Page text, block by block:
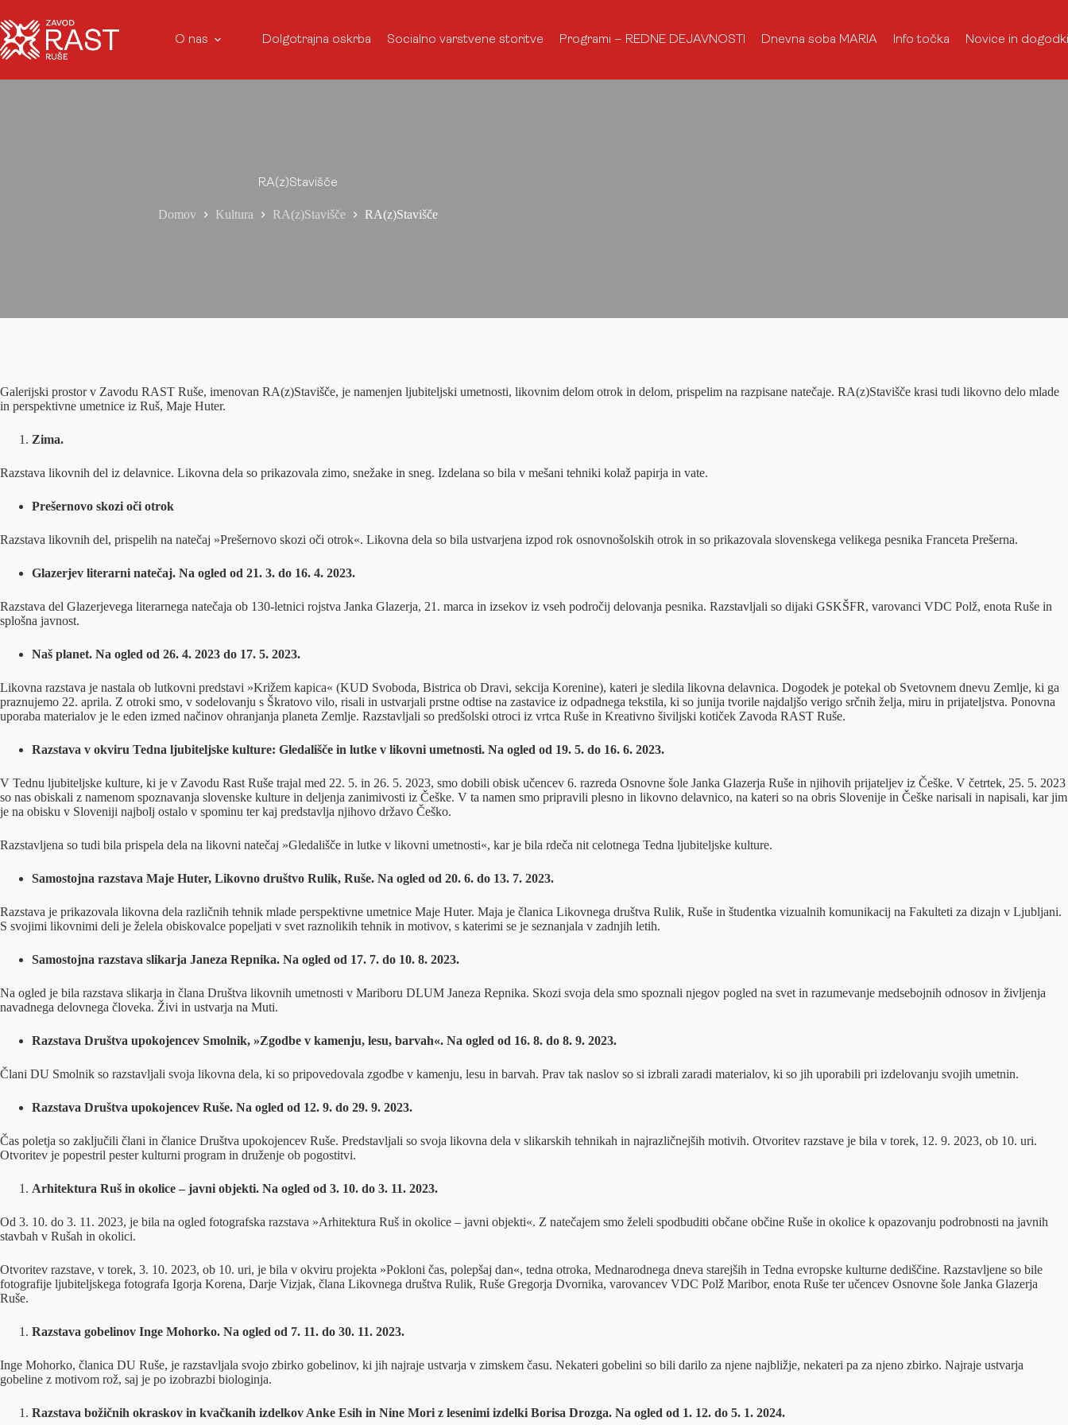
O nas Dolgotrajna oskrba Socialno varstvene storitve Programi – REDNE DEJAVNOSTI Dnevna soba MARIA Info točka Novice in
RA(z)Stavišče
Domov Kultura RA(z)Stavišče RA(z)Stavišče
Galerijski prostor v Zavodu RAST Ruše, imenovan RA(z)Stavišče, je namenjen ljubiteljski umetnosti, likovnim delom otrok in delom, prispelim na razpisane natečaje. RA(z)Stavišče krasi tudi likovno delo mlade
in perspektivne umetnice iz Ruš, Maje Huter.
Zima.
Razstava likovnih del iz delavnice. Likovna dela so prikazovala zimo, snežake in sneg. Izdelana so bila v mešani tehniki kolaž papirja in vate.
Prešernovo skozi oči otrok
Razstava likovnih del, prispelih na natečaj »Prešernovo skozi oči otrok«. Likovna dela so bila ustvarjena izpod rok osnovnošolskih otrok in so prikazovala slovenskega velikega pesnika Franceta Prešerna.
Glazerjev literarni natečaj. Na ogled od 21. 3. do 16. 4. 2023.
Razstava del Glazerjevega literarnega natečaja ob 130-letnici rojstva Janka Glazerja, 21. marca in izsekov iz vseh področij delovanja pesnika. Razstavljali so dijaki GSKŠFR, varovanci VDC Polž, enota Ruše in
splošna javnost.
Naš planet. Na ogled od 26. 4. 2023 do 17. 5. 2023.
Likovna razstava je nastala ob lutkovni predstavi »Križem kapica« (KUD Svoboda, Bistrica ob Dravi, sekcija Korenine), kateri je sledila likovna delavnica. Dogodek je potekal ob Svetovnem dnevu Zemlje, ki ga
praznujemo 22. aprila. Z otroki smo, v sodelovanju s Škratovo vilo, risali in ustvarjali prstne odtise na zastavice iz odpadnega tekstila, ki so junija tvorile najdaljšo verigo srčnih želja, miru in prijateljstva. Ponovna
uporaba materialov je le eden izmed načinov ohranjanja planeta Zemlje. Razstavljali so predšolski otroci iz vrtca Ruše in Kreativno šiviljski kotiček Zavoda RAST Ruše.
Razstava v okviru Tedna ljubiteljske kulture: Gledališče in lutke v likovni umetnosti. Na ogled od 19. 5. do 16. 6. 2023.
V Tednu ljubiteljske kulture, ki je v Zavodu Rast Ruše trajal med 22. 5. in 26. 5. 2023, smo dobili obisk učencev 6. razreda Osnovne šole Janka Glazerja Ruše in njihovih prijateljev iz Češke. V četrtek, 25. 5. 2023
so nas obiskali z namenom spoznavanja slovenske kulture in deljenja zanimivosti iz Češke. V ta namen smo pripravili plesno in likovno delavnico, na kateri so na obris Slovenije in Češke narisali in napisali, kar jim
je na obisku v Sloveniji najbolj ostalo v spominu ter kaj predstavlja njihovo državo Češko.
Razstavljena so tudi bila prispela dela na likovni natečaj »Gledališče in lutke v likovni umetnosti«, kar je bila rdeča nit celotnega Tedna ljubiteljske kulture.
Samostojna razstava Maje Huter, Likovno društvo Rulik, Ruše. Na ogled od 20. 6. do 13. 7. 2023.
Razstava je prikazovala likovna dela različnih tehnik mlade perspektivne umetnice Maje Huter. Maja je članica Likovnega društva Rulik, Ruše in študentka vizualnih komunikacij na Fakulteti za dizajn v Ljubljani.
S svojimi likovnimi deli je želela obiskovalce popeljati v svet raznolikih tehnik in motivov, s katerimi se je seznanjala v zadnjih letih.
Samostojna razstava slikarja Janeza Repnika. Na ogled od 17. 7. do 10. 8. 2023.
Na ogled je bila razstava slikarja in člana Društva likovnih umetnosti v Mariboru DLUM Janeza Repnika. Skozi svoja dela smo spoznali njegov pogled na svet in razumevanje medsebojnih odnosov in življenja
navadnega delovnega človeka. Živi in ustvarja na Muti.
Razstava Društva upokojencev Smolnik, »Zgodbe v kamenju, lesu, barvah«. Na ogled od 16. 8. do 8. 9. 2023.
Člani DU Smolnik so razstavljali svoja likovna dela, ki so pripovedovala zgodbe v kamenju, lesu in barvah. Prav tak naslov so si izbrali zaradi materialov, ki so jih uporabili pri izdelovanju svojih umetnin.
Razstava Društva upokojencev Ruše. Na ogled od 12. 9. do 29. 9. 2023.
Čas poletja so zaključili člani in članice Društva upokojencev Ruše. Predstavljali so svoja likovna dela v slikarskih tehnikah in najrazličnejših motivih. Otvoritev razstave je bila v torek, 12. 9. 2023, ob 10. uri.
Otvoritev je popestril pester kulturni program in druženje ob pogostitvi.
Arhitektura Ruš in okolice – javni objekti. Na ogled od 3. 10. do 3. 11. 2023.
Od 3. 10. do 3. 11. 2023, je bila na ogled fotografska razstava »Arhitektura Ruš in okolice – javni objekti«. Z natečajem smo želeli spodbuditi občane občine Ruše in okolice k opazovanju podrobnosti na javnih
stavbah v Rušah in okolici.
Otvoritev razstave, v torek, 3. 10. 2023, ob 10. uri, je bila v okviru projekta »Pokloni čas, polepšaj dan«, tedna otroka, Mednarodnega dneva starejših in Tedna evropske kulturne dediščine. Razstavljene so bile
fotografije ljubiteljskega fotografa Igorja Korena, Darje Vizjak, člana Likovnega društva Rulik, Ruše Gregorja Dvornika, varovancev VDC Polž Maribor, enota Ruše ter učencev Osnovne šole Janka Glazerja
Ruše.
Razstava gobelinov Inge Mohorko. Na ogled od 7. 11. do 30. 11. 2023.
Inge Mohorko, članica DU Ruše, je razstavljala svojo zbirko gobelinov, ki jih najraje ustvarja v zimskem času. Nekateri gobelini so bili darilo za njene najbližje, nekateri pa za njeno zbirko. Najraje ustvarja
gobeline z motivom rož, saj je po izobrazbi biologinja.
Razstava božičnih okraskov in kvačkanih izdelkov Anke Esih in Nine Mori z lesenimi izdelki Borisa Drozga. Na ogled od 1. 12. do 5. 1. 2024.